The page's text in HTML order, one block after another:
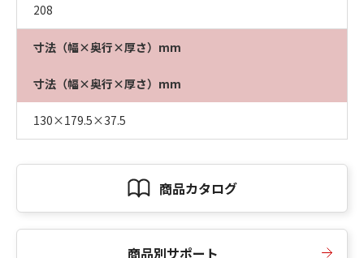
208
寸法（幅×奥行×厚さ）mm
寸法（幅×奥行×厚さ）mm
130×179.5×37.5
商品カタログ
商品別サポート